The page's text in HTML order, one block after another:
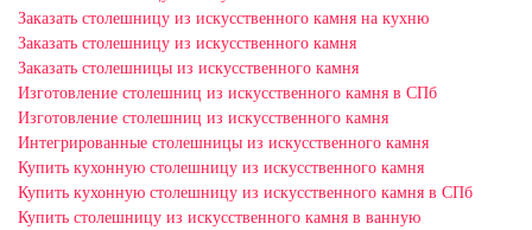
Заказать столешницу из искусственного камня на кухню
Заказать столешницу из искусственного камня
Заказать столешницы из искусственного камня
Изготовление столешниц из искусственного камня в СПб
Изготовление столешниц из искусственного камня
Интегрированные столешницы из искусственного камня
Купить кухонную столешницу из искусственного камня
Купить кухонную столешницу из искусственного камня в СПб
Купить столешницу из искусственного камня в ванную